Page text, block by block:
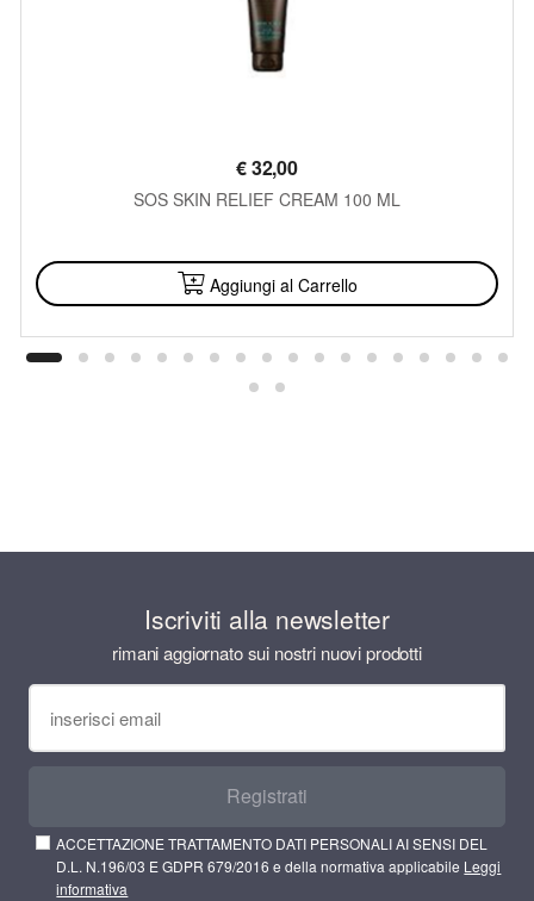
€32,00
SOS SKIN RELIEF CREAM 100 ML
Aggiungi al Carrello
Iscriviti alla newsletter
rimani aggiornato sui nostri nuovi prodotti
Registrati
ACCETTAZIONE TRATTAMENTO DATI PERSONALI AI SENSI DEL
D.L. N.196/03 E GDPR 679/2016 e della normativa applicabile Leggi
informativa